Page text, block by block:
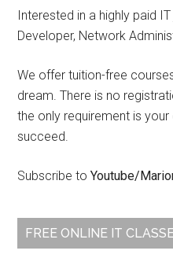
Interested in a highly paid
Developer, Network
We offer tuition-free
dream. There is no
the only requirement is
succeed.
Subscribe toYoutube/
FREE ONLINE IT